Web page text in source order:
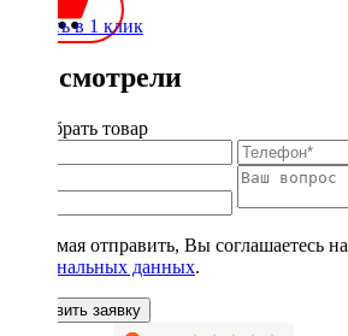
Купить в 1 клик
Вы смотрели
Подобрать товар
Нажимая отправить, Вы соглашаетесь на
персональных данных.
Оставить заявку